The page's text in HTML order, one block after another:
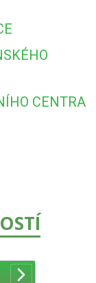
CENTRA